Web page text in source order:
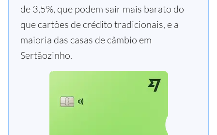
de 3,5%, que podem sair mais barato do
que cartões de crédito tradicionais, e a
maioria das casas de câmbio em
Sertãozinho.